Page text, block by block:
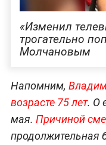
«Изменил
трогательно
Молчановым
Напомним,
возрасте 75 лет. О
мая. Причиной
продолжительная